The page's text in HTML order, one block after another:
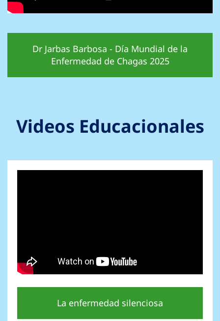
Dr Jarbas Barbosa - Día Mundial de la
Enfermedad de Chagas 2025
Videos Educacionales
La enfermedad silenciosa